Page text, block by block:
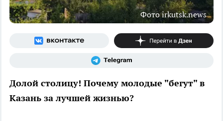
Фото irkutsk.news
Долой столицу! Почему молодые "бегут" в
Казань за лучшей жизнью?